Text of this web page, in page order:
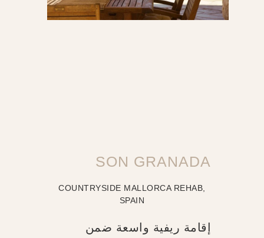
SON GRANADA
COUNTRYSIDE MALLORCA REHAB,
SPAIN
إقامة ريفية واسعة ضمن